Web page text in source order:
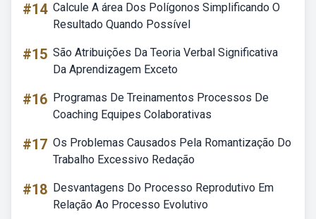
#14 Calcule A área Dos Polígonos Simplificando O
Resultado Quando Possível
#15 São Atribuições Da Teoria Verbal Significativa
Da Aprendizagem Exceto
#16 Programas De Treinamentos Processos De
Coaching Equipes Colaborativas
#17 Os Problemas Causados Pela Romantização Do
Trabalho Excessivo Redação
#18 Desvantagens Do Processo Reprodutivo Em
Relação Ao Processo Evolutivo